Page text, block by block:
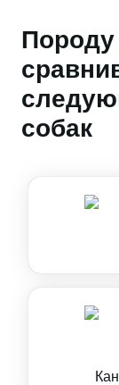
Породу
собак